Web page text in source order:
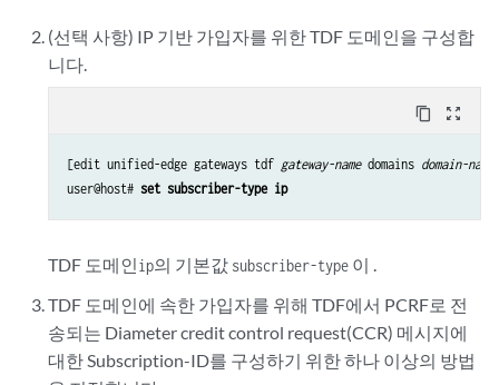
(선택 사항) IP 기반 가입자를 위한 TDF 도메인을 구성합
니다.
content_copy zoom_out_map
[edit unified-edge gateways tdf gateway-name domains domain-name
user@host# set subscriber-type ip
TDF 도메인ip의 기본값 subscriber-type 이 .
TDF 도메인에 속한 가입자를 위해 TDF에서 PCRF로 전
송되는 Diameter credit control request(CCR) 메시지에
대한 Subscription-ID를 구성하기 위한 하나 이상의 방법